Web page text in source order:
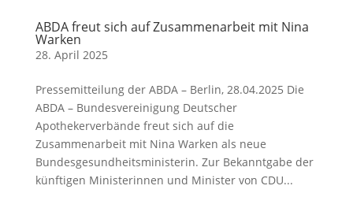
ABDA freut sich auf Zusammenarbeit mit Nina
Warken
28. April 2025
Pressemitteilung der ABDA – Berlin, 28.04.2025 Die
ABDA – Bundesvereinigung Deutscher
Apothekerverbände freut sich auf die
Zusammenarbeit mit Nina Warken als neue
Bundesgesundheitsministerin. Zur Bekanntgabe der
künftigen Ministerinnen und Minister von CDU...